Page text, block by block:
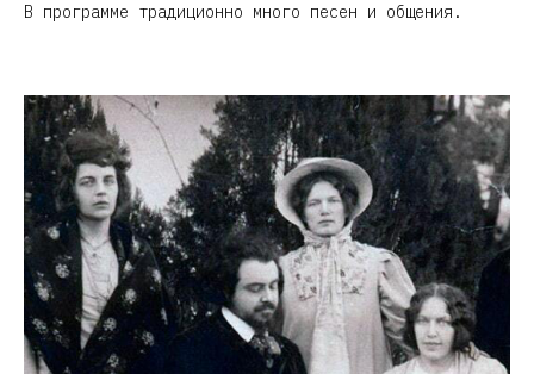
В программе традиционно много песен и общения.